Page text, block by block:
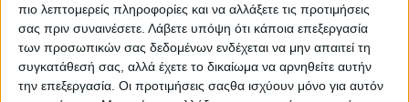
πιο λεπτομερείς πληροφορίες και να αλλάξετε τις προτιμήσεις
σας πριν συναινέσετε. Λάβετε υπόψη ότι κάποια επεξεργασία
των προσωπικών σας δεδομένων ενδέχεται να μην απαιτεί τη
συγκατάθεσή σας, αλλά έχετε το δικαίωμα να αρνηθείτε αυτήν
την επεξεργασία. Οι προτιμήσεις σαςθα ισχύουν μόνο για αυτόν